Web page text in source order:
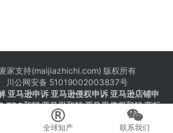
支持(maijiazhichi.com) 版权所有
川公网安备 51019002003837号
亚马逊申诉 亚马逊侵权申诉 亚马逊店铺申
TRO和解 亚马逊和解 亚马逊侵权和解商标
利注册 版权注册
全球知产 联系我们